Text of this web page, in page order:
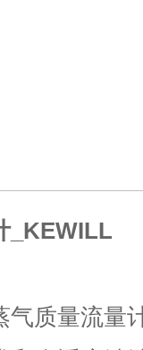
_KEWILL
气质量流量